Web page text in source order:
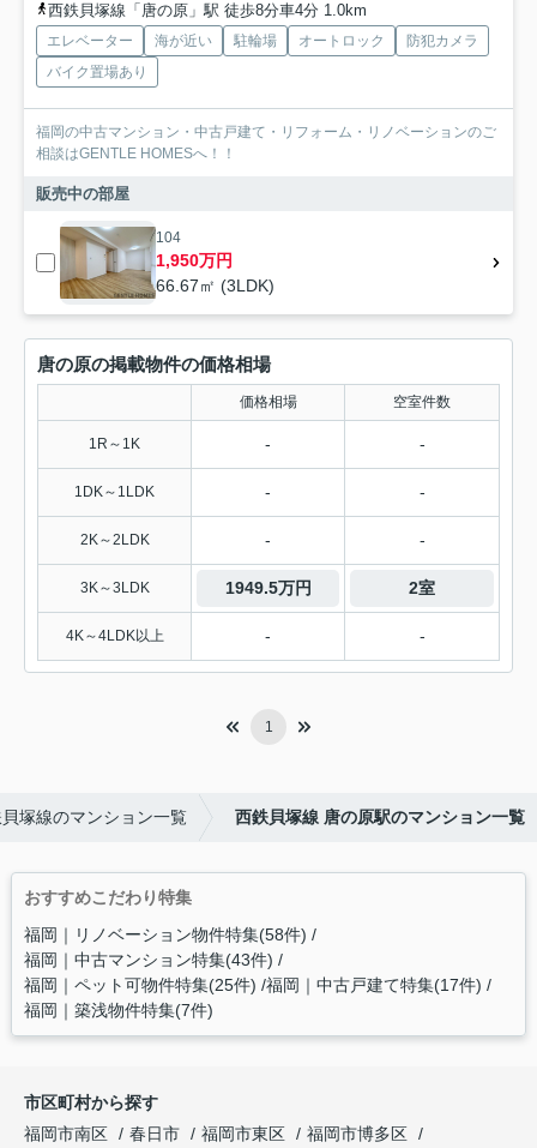
西鉄貝塚線「唐の原」駅 徒歩8分車4分 1.0km
エレベーター 海が近い 駐輪場 オートロック
防犯カメラ
バイク置場あり
福岡の中古マンション・中古戸建て・リフォーム・リノベーションのご
相談はGENTLE HOMESへ！！
販売中の部屋
104
1,950万円
66.67㎡ (3LDK)
唐の原の掲載物件の価格相場
価格相場 空室件数
1R～1K - -
1DK～1LDK - -
2K～2LDK - -
3K～3LDK 1949.5万円 2室
4K～4LDK以上 - -
1
塚線のマンション一覧 西鉄貝塚線 唐の原駅のマンション一覧
おすすめこだわり特集
福岡｜リノベーション物件特集(58件)
福岡｜中古マンション特集(43件)
福岡｜ペット可物件特集(25件) 福岡｜中古戸建て特集(17件)
福岡｜築浅物件特集(7件)
市区町村から探す
福岡市南区
春日市 福岡市東区
福岡市博多区